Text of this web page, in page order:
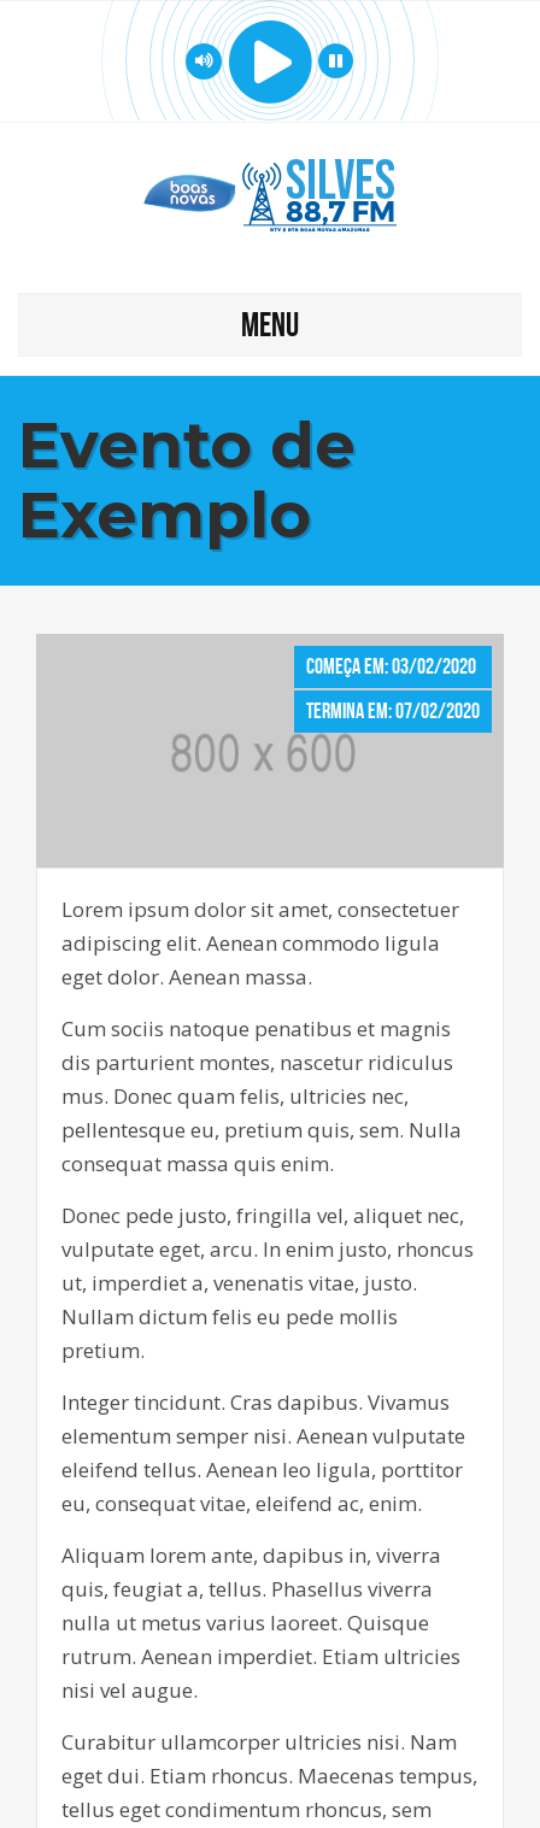
MENU
Evento de
Exemplo
Começa em: 03/02/2020
Termina em: 07/02/2020
Lorem ipsum dolor sit amet, consectetuer
adipiscing elit. Aenean commodo ligula
eget dolor. Aenean massa.
Cum sociis natoque penatibus et magnis
dis parturient montes, nascetur ridiculus
mus. Donec quam felis, ultricies nec,
pellentesque eu, pretium quis, sem. Nulla
consequat massa quis enim.
Donec pede justo, fringilla vel, aliquet nec,
vulputate eget, arcu. In enim justo, rhoncus
ut, imperdiet a, venenatis vitae, justo.
Nullam dictum felis eu pede mollis
pretium.
Integer tincidunt. Cras dapibus. Vivamus
elementum semper nisi. Aenean vulputate
eleifend tellus. Aenean leo ligula, porttitor
eu, consequat vitae, eleifend ac, enim.
Aliquam lorem ante, dapibus in, viverra
quis, feugiat a, tellus. Phasellus viverra
nulla ut metus varius laoreet. Quisque
rutrum. Aenean imperdiet. Etiam ultricies
nisi vel augue.
Curabitur ullamcorper ultricies nisi. Nam
eget dui. Etiam rhoncus. Maecenas tempus,
tellus eget condimentum rhoncus, sem